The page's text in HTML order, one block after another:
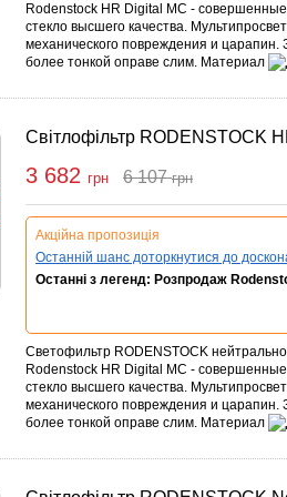
Rodenstock HR Digital MC -
стекло высшего качества.
механического повреждения и
более тонкой оправе слим. Материал
Світлофільтр RODENSTOCK
3 682 грн 6 107грн
Купити
Акційна пропозиція
Останній шанс доторкнутися до
Останні з легенд: Розпродаж
Светофильтр RODENSTOCK
Rodenstock HR Digital MC -
стекло высшего качества.
механического повреждения и
более тонкой оправе слим. Материал